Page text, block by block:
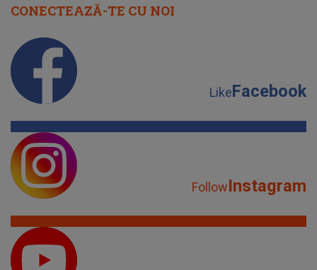
CONECTEAZĂ-TE CU NOI
LikeFacebook
FollowInstagram